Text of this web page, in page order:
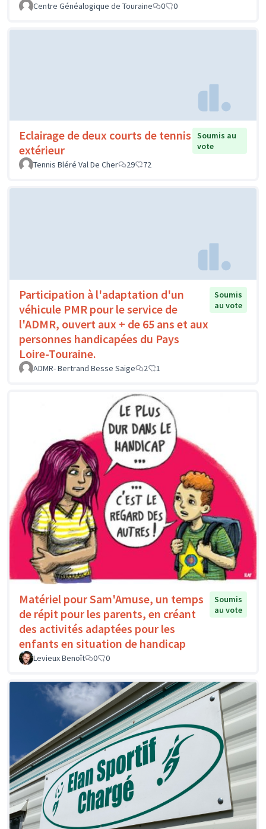
Centre Généalogique de Touraine 0 0
Eclairage de deux courts de tennis
extérieur
Soumis au
vote
Tennis Bléré Val De Cher
29 72
Participation à l'adaptation d'un
véhicule PMR pour le service de
l'ADMR, ouvert aux + de 65 ans et aux
personnes handicapées du Pays
Loire-Touraine.
Soumis
au vote
ADMR- Bertrand Besse Saige 2 1
Matériel pour Sam'Amuse, un temps
de répit pour les parents, en créant
des activités adaptées pour les
enfants en situation de handicap
Soumis
au vote
Levieux Benoît 0 0